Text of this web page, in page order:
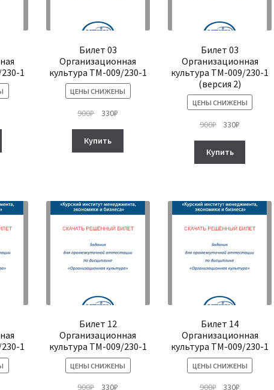
1
Билет 03
Организационная
культура ТМ-009/230-1
ЦЕНЫ СНИЖЕНЫ
900₽
Первоначальная
составляла
900₽.
330₽
Купить
Билет 03
Организационная
культура ТМ-009/230-1
(версия 2)
ЦЕНЫ СНИЖЕНЫ
900₽
Первоначальная
составляла
900₽.
330₽
Купить
1
Билет 12
Организационная
культура ТМ-009/230-1
ЦЕНЫ СНИЖЕНЫ
900₽
Первоначальная
330₽
Билет 14
Организационная
культура ТМ-009/230-1
ЦЕНЫ СНИЖЕНЫ
900₽
Первоначальная
330₽